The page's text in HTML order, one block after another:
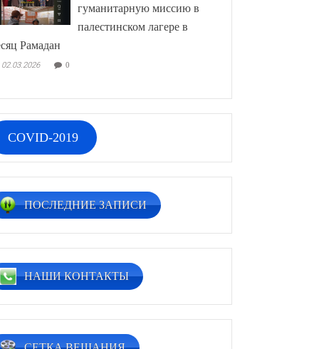
гуманитарную миссию в
палестинском лагере в
Рамадан
02.03.2026 0
COVID-2019
ПОСЛЕДНИЕ ЗАПИСИ
НАШИ КОНТАКТЫ